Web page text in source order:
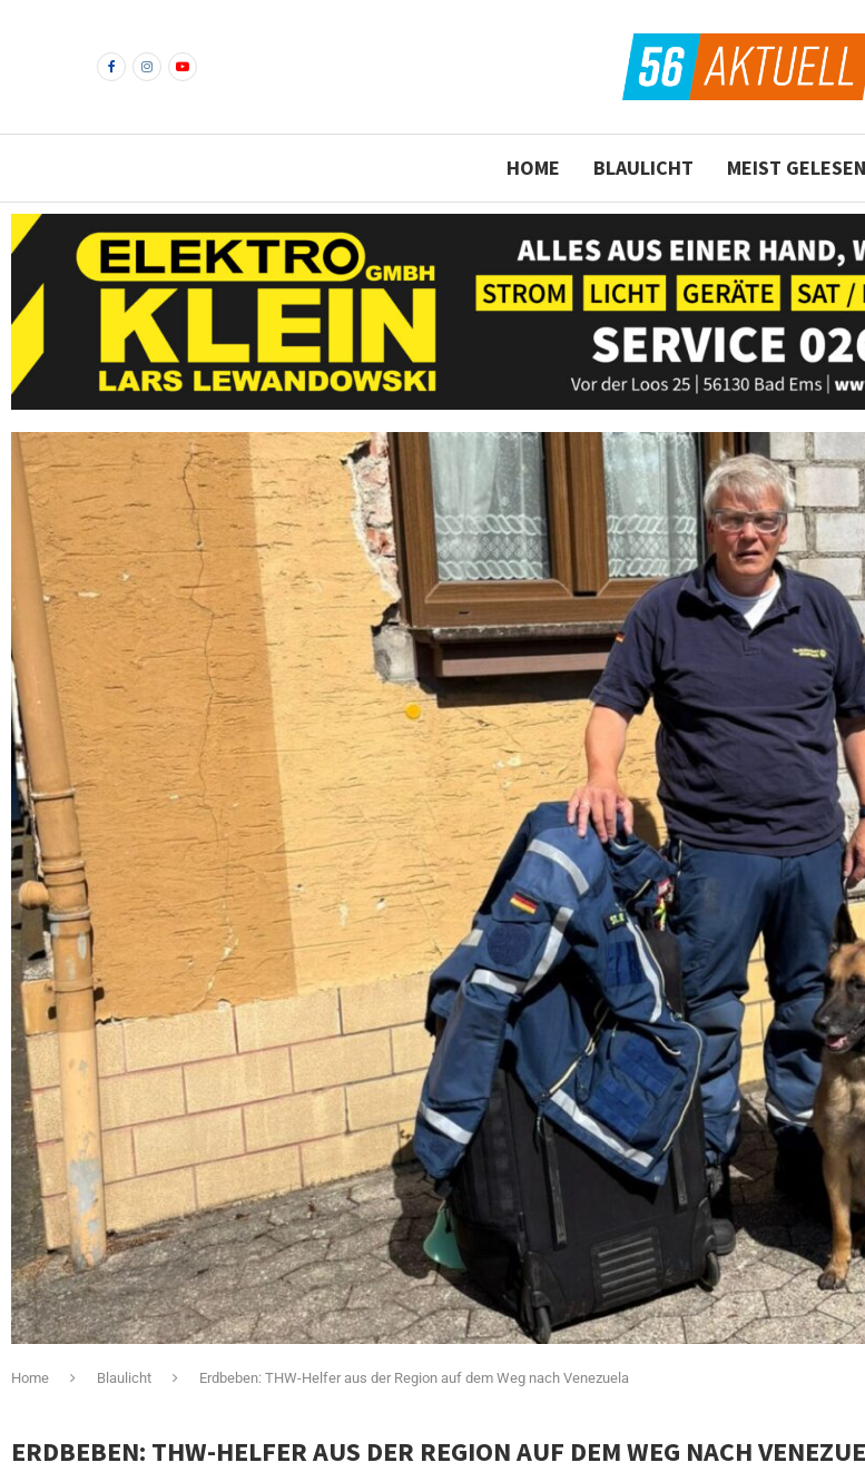
HOME BLAULICHT MEIST GELESEN
Home Blaulicht Erdbeben: THW-Helfer aus der Region auf dem Weg nach Venezuela
ERDBEBEN: THW-HELFER AUS DER REGION AUF DEM WEG NACH